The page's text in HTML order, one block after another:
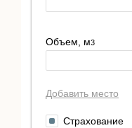
Объем, м3
Добавить место
Страхование